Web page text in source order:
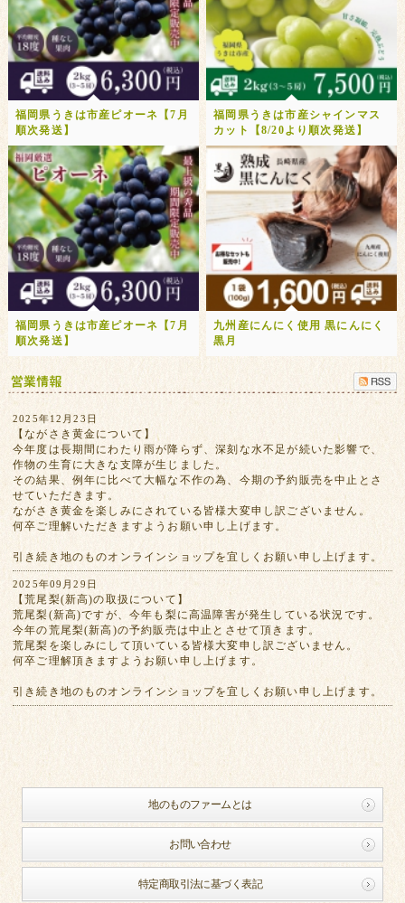
福岡県うきは市産ピオーネ【7月
順次発送】
福岡県うきは市産シャインマス
カット【8/20より順次発送】
福岡県うきは市産ピオーネ【7月
順次発送】
九州産にんにく使用 黒にんにく
黒月
2025年12月23日
【ながさき黄金について】
今年度は長期間にわたり雨が降らず、深刻な水不足が続いた影響で、
作物の生育に大きな支障が生じました。
その結果、例年に比べて大幅な不作の為、今期の予約販売を中止とさ
せていただきます。
ながさき黄金を楽しみにされている皆様大変申し訳ございません。
何卒ご理解いただきますようお願い申し上げます。
引き続き地のものオンラインショップを宜しくお願い申し上げます。
2025年09月29日
【荒尾梨(新高)の取扱について】
荒尾梨(新高)ですが、今年も梨に高温障害が発生している状況です。
今年の荒尾梨(新高)の予約販売は中止とさせて頂きます。
荒尾梨を楽しみにして頂いている皆様大変申し訳ございません。
何卒ご理解頂きますようお願い申し上げます。
引き続き地のものオンラインショップを宜しくお願い申し上げます。
地のものファームとは
お問い合わせ
特定商取引法に基づく表記